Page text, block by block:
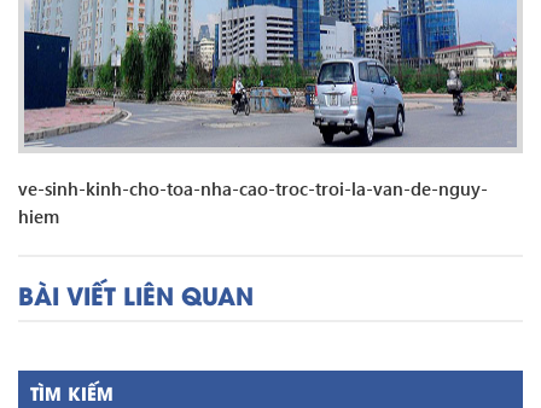
ve-sinh-kinh-cho-toa-nha-cao-troc-troi-la-van-de-nguy-
hiem
BÀI VIẾT LIÊN QUAN
TÌM KIẾM